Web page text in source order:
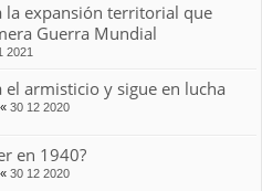
la expansión territorial que
Guerra Mundial
2021
armisticio y sigue en lucha
« 30 12 2020
en 1940?
« 30 12 2020